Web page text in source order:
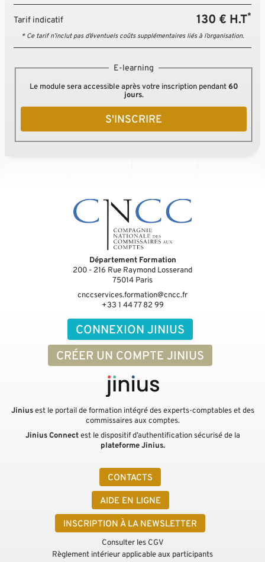
Tarif indicatif 130 € H.T*
* Ce tarif n’inclut pas d’éventuels coûts supplémentaires liés à l’organisation.
E-learning
Le module sera accessible après votre inscription pendant60
jours.
S'INSCRIRE
CONNEXION JINIUS
CRÉER UN COMPTE JINIUS
CONTACTS
AIDE EN LIGNE
INSCRIPTION À LA NEWSLETTER
Département Formation
200 - 216 Rue Raymond Losserand
75014 Paris
cnccservices.formation@cncc.fr
+33 1 44 77 82 99
Jiniusest le portail de formation intégré des experts-comptables et des
commissaires aux comptes.
Jinius Connectest le dispositif d’authentification sécurisé de la
plateforme Jinius.
Consulter les CGV
Règlement intérieur applicable aux participants